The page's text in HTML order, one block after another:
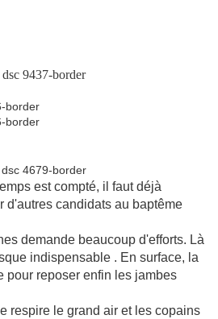
est compté, il faut déjà
d'autres candidats au baptême
demande beaucoup d'efforts. Là
indispensable . En surface, la
pour reposer enfin les jambes
respire le grand air et les copains